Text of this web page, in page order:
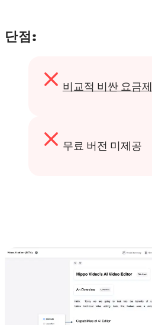
단점:
비교적 비싼 요금제
무료 버전 미제공